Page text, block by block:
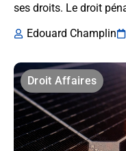
ses droits. Le droit
Edouard Champlin
Droit Affaires